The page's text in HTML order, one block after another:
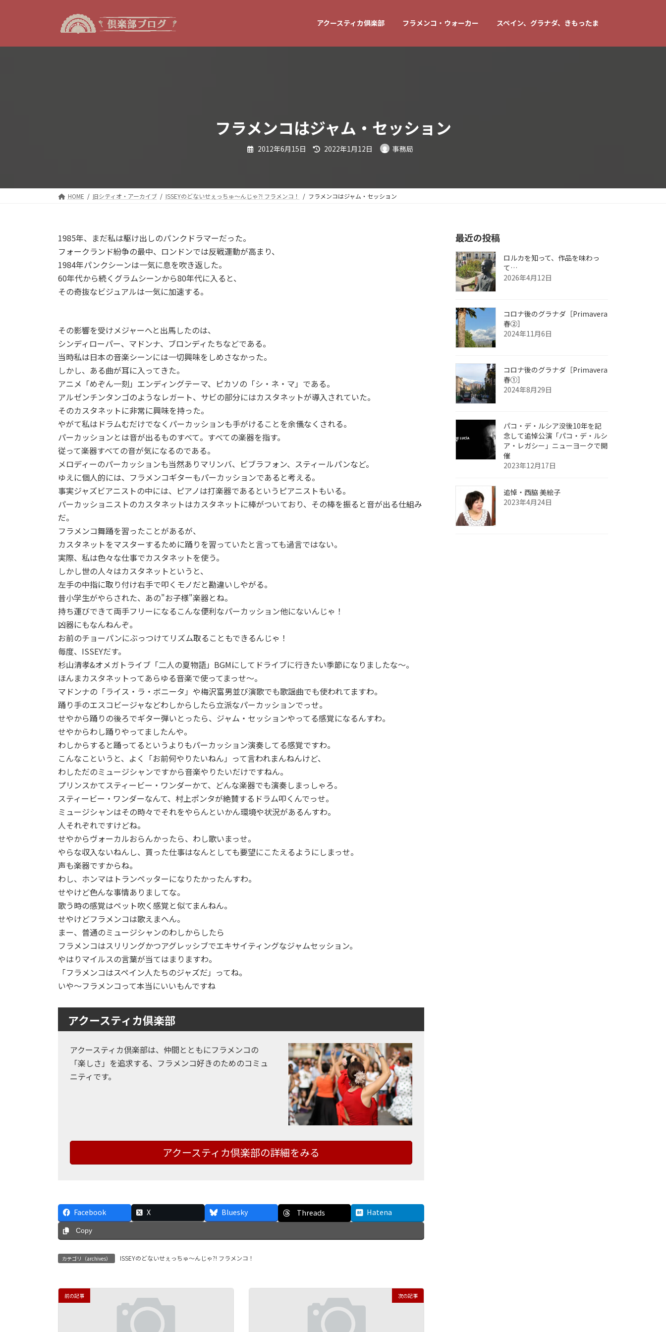
アクースティカ倶楽部 フラメンコ・ウォーカー スペイン、グラナダ、きもったま
フラメンコはジャム・セッション
2012年6月15日 最
終
:
2022年1月12日 事務局
HOME 旧シティオ・アーカイブ ISSEYのどないせぇっちゅ～んじゃ?! フラメンコ！ フラメンコはジャム・セッション
1985年、まだ私は駆け出しのパンクドラマーだった。
フォークランド紛争の最中、ロンドンでは反戦運動が高まり、
1984年パンクシーンは一気に息を吹き返した。
60年代から続くグラムシーンから80年代に入ると、
その奇抜なビジュアルは一気に加速する。
その影響を受けメジャーへと出馬したのは、
シンディローパー、マドンナ、ブロンディたちなどである。
当時私は日本の音楽シーンには一切興味をしめさなかった。
しかし、ある曲が耳に入ってきた。
アニメ「めぞん一刻」エンディングテーマ、ピカソの「シ・ネ・マ」である。
アルゼンチンタンゴのようなレガート、サビの部分にはカスタネットが導入されていた。
そのカスタネットに非常に興味を持った。
やがて私はドラムむだけでなくパーカッションも手がけることを余儀なくされる。
パーカッションとは音が出るものすべて。すべての楽器を指す。
従って楽器すべての音が気になるのである。
メロディーのパーカッションも当然ありマリンバ、ビブラフォン、スティールパンなど。
ゆえに個人的には、フラメンコギターもパーカッションであると考える。
事実ジャズビアニストの中には、ピアノは打楽器であるというピアニストもいる。
パーカッショニストのカスタネットはカスタネットに棒がついており、その棒を振ると音が出る仕組み
だ。
フラメンコ舞踊を習ったことがあるが、
カスタネットをマスターするために踊りを習っていたと言っても過言ではない。
実際、私は色々な仕事でカスタネットを使う。
しかし世の人々はカスタネットというと、
左手の中指に取り付け右手で叩くモノだと勘違いしやがる。
昔小学生がやらされた、あの"お子様"楽器とね。
持ち運びできて両手フリーになるこんな便利なパーカッション他にないんじゃ！
凶器にもなんねんぞ。
お前のチョーパンにぶっつけてリズム取ることもできるんじゃ！
毎度、ISSEYだす。
杉山清孝&オメガトライブ「二人の夏物語」BGMにしてドライブに行きたい季節になりましたな～。
ほんまカスタネットってあらゆる音楽で使ってまっせ～。
マドンナの「ライス・ラ・ボニータ」や梅沢富男並び演歌でも歌謡曲でも使われてますわ。
踊り手のエスコビージャなどわしからしたら立派なパーカッションでっせ。
せやから踊りの後ろでギター弾いとったら、ジャム・セッションやってる感覚になるんすわ。
せやからわし踊りやってましたんや。
わしからすると踊ってるというよりもパーカッション演奏してる感覚ですわ。
こんなこというと、よく「お前何やりたいねん」って言われまんねんけど、
わしただのミュージシャンですから音楽やりたいだけですねん。
プリンスかてスティービー・ワンダーかて、どんな楽器でも演奏しまっしゃろ。
スティービー・ワンダーなんて、村上ポンタが絶賛するドラム叩くんでっせ。
ミュージシャンはその時々でそれをやらんといかん環境や状況があるんすわ。
人それぞれですけどね。
せやからヴォーカルおらんかったら、わし歌いまっせ。
やらな収入ないねんし、貰った仕事はなんとしても要望にこたえるようにしまっせ。
声も楽器ですからね。
わし、ホンマはトランペッターになりたかったんすわ。
せやけど色んな事情ありましてな。
歌う時の感覚はペット吹く感覚と似てまんねん。
せやけどフラメンコは歌えまへん。
まー、普通のミュージシャンのわしからしたら
フラメンコはスリリングかつアグレッシブでエキサイティングなジャムセッション。
やはりマイルスの言葉が当てはまりますわ。
「フラメンコはスペイン人たちのジャズだ」ってね。
いや～フラメンコって本当にいいもんですね
アクースティカ倶楽部
アクースティカ倶楽部は、仲間とともにフラメンコの
「楽しさ」を追求する、フラメンコ好きのためのコミュ
ニティです。
アクースティカ倶楽部の詳細をみる
Facebook X Bluesky Threads Hatena
Copy
カテゴリ（archives） ISSEYのどないせぇっちゅ～んじゃ?! フラメンコ！
前の記事 次の記事
最近の投稿
ロルカを知って、作品を味わっ
て…
2026年4月12日
コロナ後のグラナダ［Primavera
春②］
2024年11月6日
コロナ後のグラナダ［Primavera
春①］
2024年8月29日
パコ・デ・ルシア没後10年を記
念して追悼公演「パコ・デ・ルシ
ア・レガシー」ニューヨークで開
催
2023年12月17日
追悼・西脇 美絵子
2023年4月24日